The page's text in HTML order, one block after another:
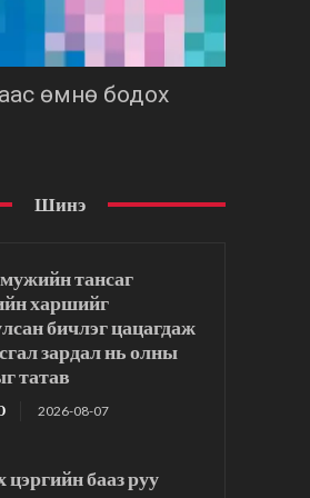
өмнө бодох
Шинэ
тансаг
харшийг
бичлэг цацагдаж
зардал нь олны
татав
2026-08-07
цэргийн бааз руу